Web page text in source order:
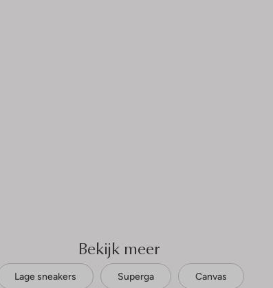
Bekijk meer
Lage sneakers Superga Canvas